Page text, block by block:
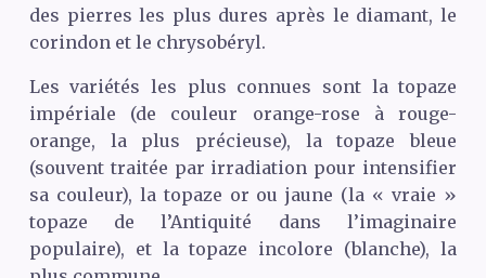
des pierres les plus dures après le diamant, le
corindon et le chrysobéryl.
Les variétés les plus connues sont la topaze
impériale (de couleur orange-rose à rouge-
orange, la plus précieuse), la topaze bleue
(souvent traitée par irradiation pour intensifier
sa couleur), la topaze or ou jaune (la « vraie »
topaze de l’Antiquité dans l’imaginaire
populaire), et la topaze incolore (blanche), la